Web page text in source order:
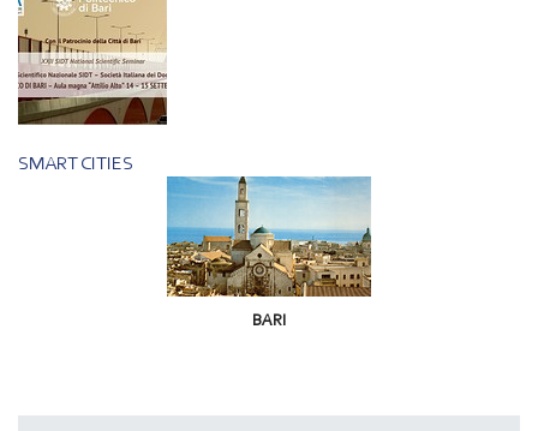
SMART CITIES
BARI